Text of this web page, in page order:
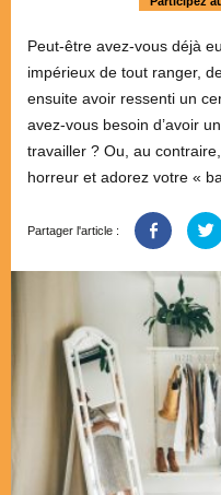
Peut-être avez-vous déjà
impérieux de tout ranger,
ensuite avoir ressenti un
avez-vous besoin d’avoir
travailler ? Ou, au
horreur et adorez votre «
Partager l'article :